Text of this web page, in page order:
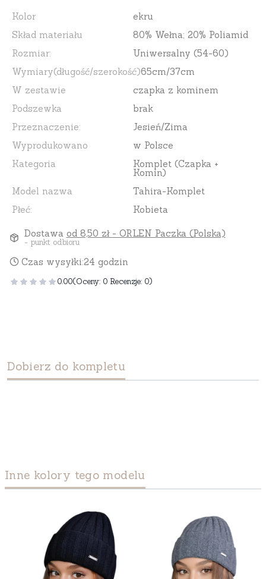
Kolor
ekru
Skład materiału
80% Wełna; 20% Poliamid
Rozmiar:
Uniwersalny (54-60)
Wymiary(długość/szerokość)65cm/37cm
W zestawie
czapka z kominem
Podszewka
brak
Przeznaczenie:
Jesień/Zima
Wyprodukowano
w Polsce
Kategoria
Komplet (Czapka +
Komin)
Model nazwa
Tahira-Komplet
Płeć:
Kobieta
Dostawa od 8,50 zł - ORLEN Paczka (Polska)
- punkt odbioru
Czas wysyłki:24 godzin
0.00(Oceny: 0 Recenzje: 0)
Dobierz do kompletu
Inne kolory tego modelu